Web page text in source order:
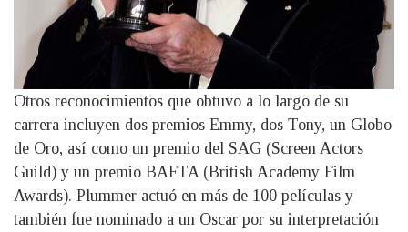
Otros reconocimientos que obtuvo a lo largo de su
carrera incluyen dos premios Emmy, dos Tony, un Globo
de Oro, así como un premio del SAG (Screen Actors
Guild) y un premio BAFTA (British Academy Film
Awards). Plummer actuó en más de 100 películas y
también fue nominado a un Oscar por su interpretación